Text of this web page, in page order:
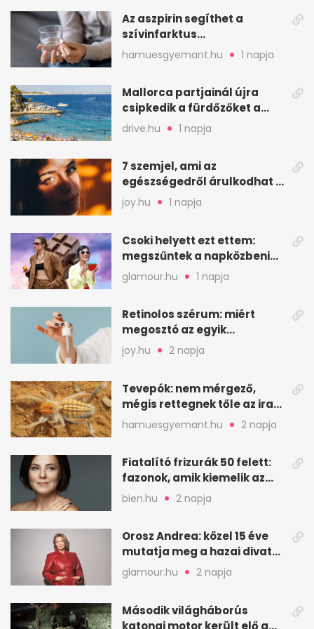
Az aszpirin segíthet a
szívinfarktus
megelőzésében, de nem
mindenkinek
hamuesgyemant.hu 1 napja
Mallorca partjainál újra
csipkedik a fürdőzőket a
halak a sekély vízben
drive.hu 1 napja
7 szemjel, ami az
egészségedről árulkodhat –
erre figyelj oda
joy.hu 1 napja
Csoki helyett ezt ettem:
megszűntek a napközbeni
nassolási rohamok
glamour.hu 1 napja
Retinolos szérum: miért
megosztó az egyik
leghatásosabb
öregedésgátló?
joy.hu 2 napja
Tevepók: nem mérgező,
mégis rettegnek tőle az iraki
sivatagban
hamuesgyemant.hu 2 napja
Fiatalító frizurák 50 felett:
fazonok, amik kiemelik az
arcodat
bien.hu 2 napja
Orosz Andrea: közel 15 éve
mutatja meg a hazai divat
arcait
glamour.hu 2 napja
Második világháborús
katonai motor került elő a